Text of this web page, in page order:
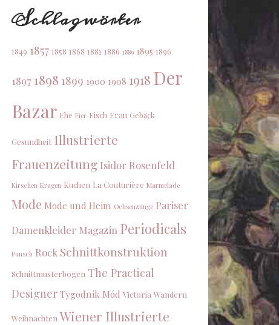
Schlagwörter
1849 1857 1858 1868 1881 1886 1889 1895 1896
18971898 1899 1900 1908 1918 Der
Bazar Ehe Eier Fisch Frau Gebäck
Gesundheit Illustrierte
Frauenzeitung Isidor Rosenfeld
Kirschen Kragen Kuchen La Couturière Marmelade
Mode Mode und Heim Ochsenzunge Pariser
Damenkleider Magazin Periodicals
Punsch Rock Schnittkonstruktion
Schnittmusterbogen The Practical
Designer Tygodnik Mód Victoria Wandern
Weihnachten Wiener Illustrierte